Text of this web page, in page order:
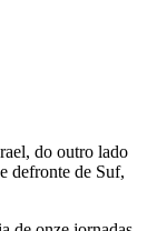
do outro lado
defronte de Suf,